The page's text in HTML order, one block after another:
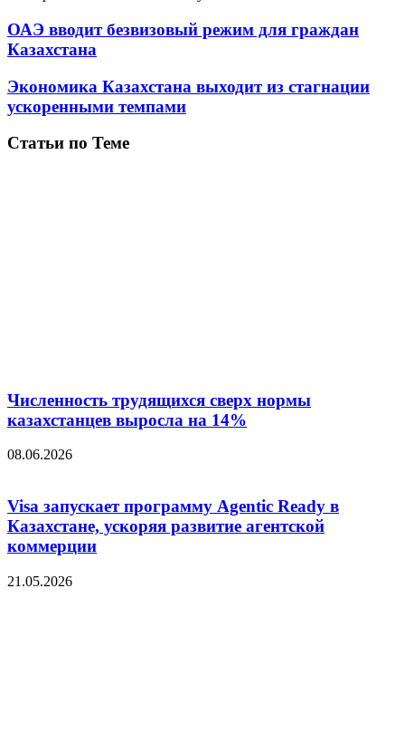
ОАЭ вводит безвизовый режим для граждан
Казахстана
Экономика Казахстана выходит из стагнации
ускоренными темпами
Статьи по Теме
Численность трудящихся сверх нормы
казахстанцев выросла на 14%
08.06.2026
Visa запускает программу Agentic Ready в
Казахстане, ускоряя развитие агентской
коммерции
21.05.2026